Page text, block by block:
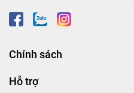
Chính sách
Hỗ trợ